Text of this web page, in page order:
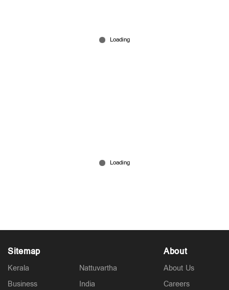
നാടുകടത്തിയിട്ട് കാല്‍നൂറ്റാണ്ട്
Sitemap
Kerala
Business
Nattuvartha
India
About
About Us
Careers